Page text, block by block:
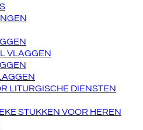
VLAGGEN
LITURGISCHE DIENSTEN
STUKKEN VOOR HEREN